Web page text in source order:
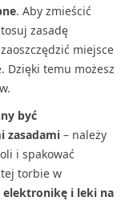
. Aby zmieścić
zasadę
miejsce
Dzięki temu możesz
być
zasadami​ – należy
i spakować
torbie w
elektronikę i leki na